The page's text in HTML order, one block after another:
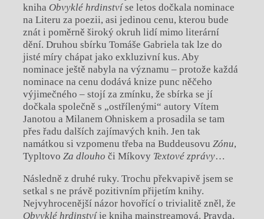
kniha Obvyklé hrdinstvíse letos dočkala nominace
na Literu za poezii, asi jedinou cenu, kterou bude
znát i poměrně široký okruh lidí mimo literární
dění. Druhou sbírku Tomáše Gabriela tak lze do
jisté míry chápat jako exkluzivní kus. Aby
nominace ještě nabyla na významu – protože každá
nominace na cenu dodává knize punc něčeho
výjimečného – stojí za zmínku, že sbírka se jí
dočkala společně s „ostřílenými“ autory Vítem
Janotou a Milanem Ohniskem a prosadila se tam
přes řadu dalších zajímavých knih. Jen tak
namátkou si vzpomenu třeba na Buddeusovu Zónu,
Typltovo Za dlouho či Míkovy Textové zprávy…
Následně z druhé ruky. Trochu překvapivě jsem se
setkal s ne právě pozitivním přijetím knihy.
Nejvyhrocenější názor hovořící o trivialitě zněl, že
Obvyklé hrdinstvíje kniha mainstreamová. Pravda,